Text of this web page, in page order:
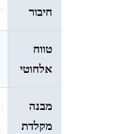
חיבור
טווח
אלחוטי
מבנה
מקלדת